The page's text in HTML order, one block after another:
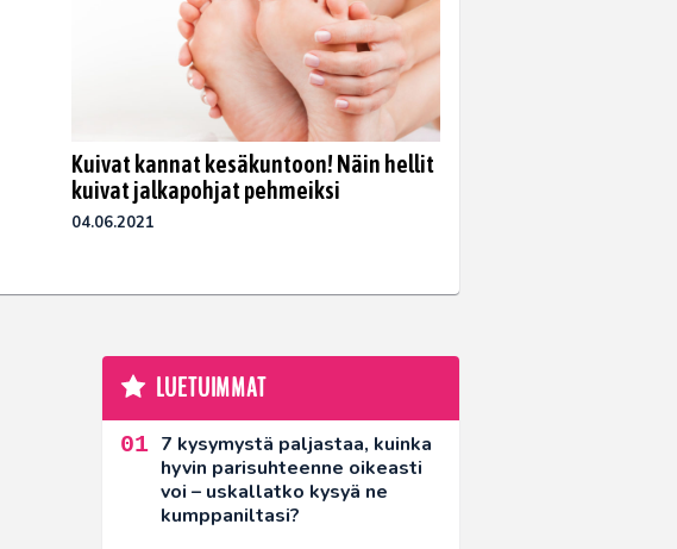
Kuivat kannat kesäkuntoon! Näin hellit
kuivat jalkapohjat pehmeiksi
04.06.2021
LUETUIMMAT
7 kysymystä paljastaa, kuinka
hyvin parisuhteenne oikeasti
voi – uskallatko kysyä ne
kumppaniltasi?